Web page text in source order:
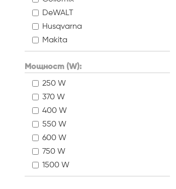
DeWALT
Husqvarna
Makita
Мощност (W):
250 W
370 W
400 W
550 W
600 W
750 W
1500 W